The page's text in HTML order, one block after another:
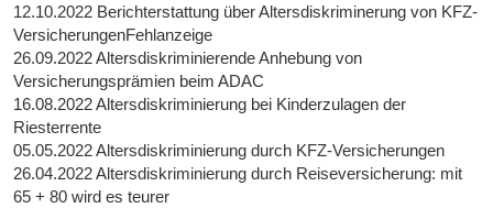
12.10.2022 Berichterstattung über Altersdiskriminerung von KFZ-
VersicherungenFehlanzeige
26.09.2022 Altersdiskriminierende Anhebung von
Versicherungsprämien beim ADAC
16.08.2022 Altersdiskriminierung bei Kinderzulagen der
Riesterrente
05.05.2022 Altersdiskriminierung durch KFZ-Versicherungen
26.04.2022 Altersdiskriminierung durch Reiseversicherung: mit
65 + 80 wird es teurer